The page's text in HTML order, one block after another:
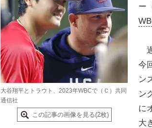
大谷翔平とトラウト、2023年WBCで（Ｃ）共同
通信社
この記事の画像を見る(2枚)
ー
今
ン
ン
に
大